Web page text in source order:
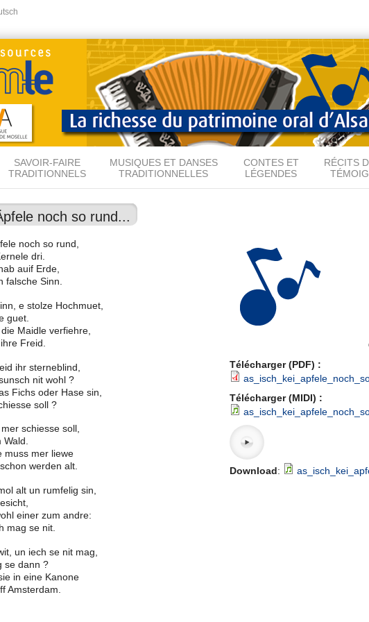
principal
SAVOIR-FAIRE
TRADITIONNELS
MUSIQUES ET DANSES
TRADITIONNELLES
CONTES ET
LÉGENDES
RÉCITS
noch so rund...
Télécharger (PDF) :
Télécharger (MIDI) :
Download:
noch so rund,
dri.
auif Erde,
falsche Sinn.
e stolze Hochmuet,
guet.
Maidle verfiehre,
Freid.
ihr sterneblind,
nit wohl ?
Fichs oder Hase sin,
soll ?
schiesse soll,
Wald.
muss mer liewe
werden alt.
alt un rumfelig sin,
einer zum andre:
mag se nit.
un iech se nit mag,
se dann ?
in eine Kanone
Amsterdam.